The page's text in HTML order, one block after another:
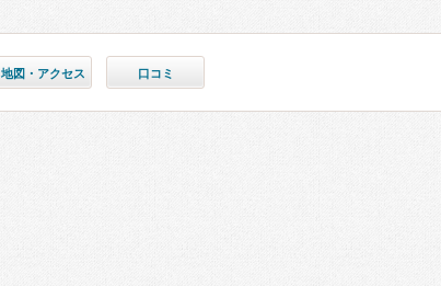
地図・アクセス 口コミ